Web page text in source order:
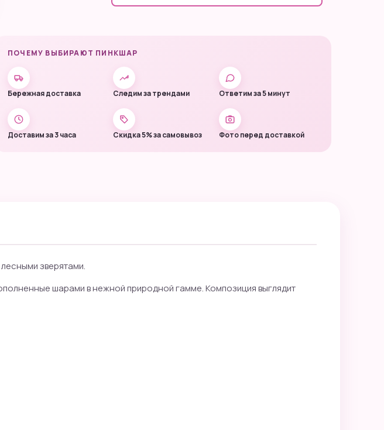
ПОЧЕМУ ВЫБИРАЮТ ПИНКШАР
Бережная доставка Следим за трендами Ответим за 5 минут
Доставим за 3 часа Скидка 5% за самовывоз Фото перед доставкой
зверятами.
шарами в нежной природной гамме. Композиция выглядит